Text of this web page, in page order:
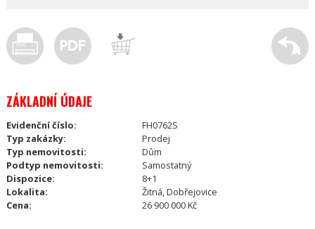
ZÁKLADNÍ ÚDAJE
Evidenční číslo:
FH0762S
Typ zakázky:
Prodej
Typ nemovitosti:
Dům
Podtyp nemovitosti:
Samostatný
Dispozice:
8+1
Lokalita:
Žitná, Dobřejovice
Cena:
26 900 000 Kč